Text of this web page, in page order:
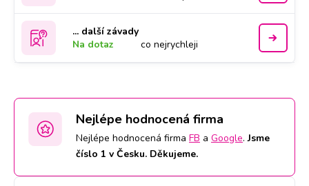
... další závady
Na dotaz
co nejrychleji
Nejlépe hodnocená firma
Nejlépe hodnocená firma FB a Google.Jsme
číslo 1 v Česku. Děkujeme.